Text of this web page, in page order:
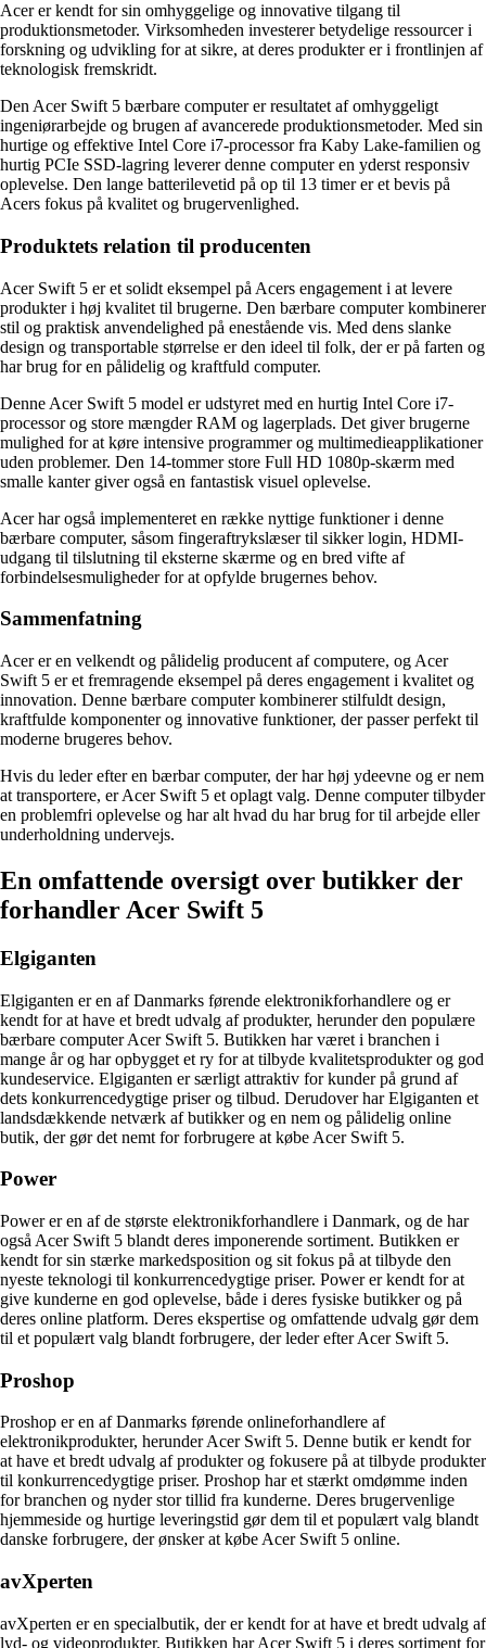
Acer er kendt for sin omhyggelige og innovative tilgang til
produktionsmetoder. Virksomheden investerer betydelige ressourcer i
forskning og udvikling for at sikre, at deres produkter er i frontlinjen af
teknologisk fremskridt.
Den Acer Swift 5 bærbare computer er resultatet af omhyggeligt
ingeniørarbejde og brugen af avancerede produktionsmetoder. Med sin
hurtige og effektive Intel Core i7-processor fra Kaby Lake-familien og
hurtig PCIe SSD-lagring leverer denne computer en yderst responsiv
oplevelse. Den lange batterilevetid på op til 13 timer er et bevis på
Acers fokus på kvalitet og brugervenlighed.
Produktets relation til producenten
Acer Swift 5 er et solidt eksempel på Acers engagement i at levere
produkter i høj kvalitet til brugerne. Den bærbare computer kombinerer
stil og praktisk anvendelighed på enestående vis. Med dens slanke
design og transportable størrelse er den ideel til folk, der er på farten og
har brug for en pålidelig og kraftfuld computer.
Denne Acer Swift 5 model er udstyret med en hurtig Intel Core i7-
processor og store mængder RAM og lagerplads. Det giver brugerne
mulighed for at køre intensive programmer og multimedieapplikationer
uden problemer. Den 14-tommer store Full HD 1080p-skærm med
smalle kanter giver også en fantastisk visuel oplevelse.
Acer har også implementeret en række nyttige funktioner i denne
bærbare computer, såsom fingeraftrykslæser til sikker login, HDMI-
udgang til tilslutning til eksterne skærme og en bred vifte af
forbindelsesmuligheder for at opfylde brugernes behov.
Sammenfatning
Acer er en velkendt og pålidelig producent af computere, og Acer
Swift 5 er et fremragende eksempel på deres engagement i kvalitet og
innovation. Denne bærbare computer kombinerer stilfuldt design,
kraftfulde komponenter og innovative funktioner, der passer perfekt til
moderne brugeres behov.
Hvis du leder efter en bærbar computer, der har høj ydeevne og er nem
at transportere, er Acer Swift 5 et oplagt valg. Denne computer tilbyder
en problemfri oplevelse og har alt hvad du har brug for til arbejde eller
underholdning undervejs.
En omfattende oversigt over butikker der
forhandler Acer Swift 5
Elgiganten
Elgiganten er en af Danmarks førende elektronikforhandlere og er
kendt for at have et bredt udvalg af produkter, herunder den populære
bærbare computer Acer Swift 5. Butikken har været i branchen i
mange år og har opbygget et ry for at tilbyde kvalitetsprodukter og god
kundeservice. Elgiganten er særligt attraktiv for kunder på grund af
dets konkurrencedygtige priser og tilbud. Derudover har Elgiganten et
landsdækkende netværk af butikker og en nem og pålidelig online
butik, der gør det nemt for forbrugere at købe Acer Swift 5.
Power
Power er en af de største elektronikforhandlere i Danmark, og de har
også Acer Swift 5 blandt deres imponerende sortiment. Butikken er
kendt for sin stærke markedsposition og sit fokus på at tilbyde den
nyeste teknologi til konkurrencedygtige priser. Power er kendt for at
give kunderne en god oplevelse, både i deres fysiske butikker og på
deres online platform. Deres ekspertise og omfattende udvalg gør dem
til et populært valg blandt forbrugere, der leder efter Acer Swift 5.
Proshop
Proshop er en af Danmarks førende onlineforhandlere af
elektronikprodukter, herunder Acer Swift 5. Denne butik er kendt for
at have et bredt udvalg af produkter og fokusere på at tilbyde produkter
til konkurrencedygtige priser. Proshop har et stærkt omdømme inden
for branchen og nyder stor tillid fra kunderne. Deres brugervenlige
hjemmeside og hurtige leveringstid gør dem til et populært valg blandt
danske forbrugere, der ønsker at købe Acer Swift 5 online.
avXperten
avXperten er en specialbutik, der er kendt for at have et bredt udvalg af
lyd- og videoprodukter. Butikken har Acer Swift 5 i deres sortiment for